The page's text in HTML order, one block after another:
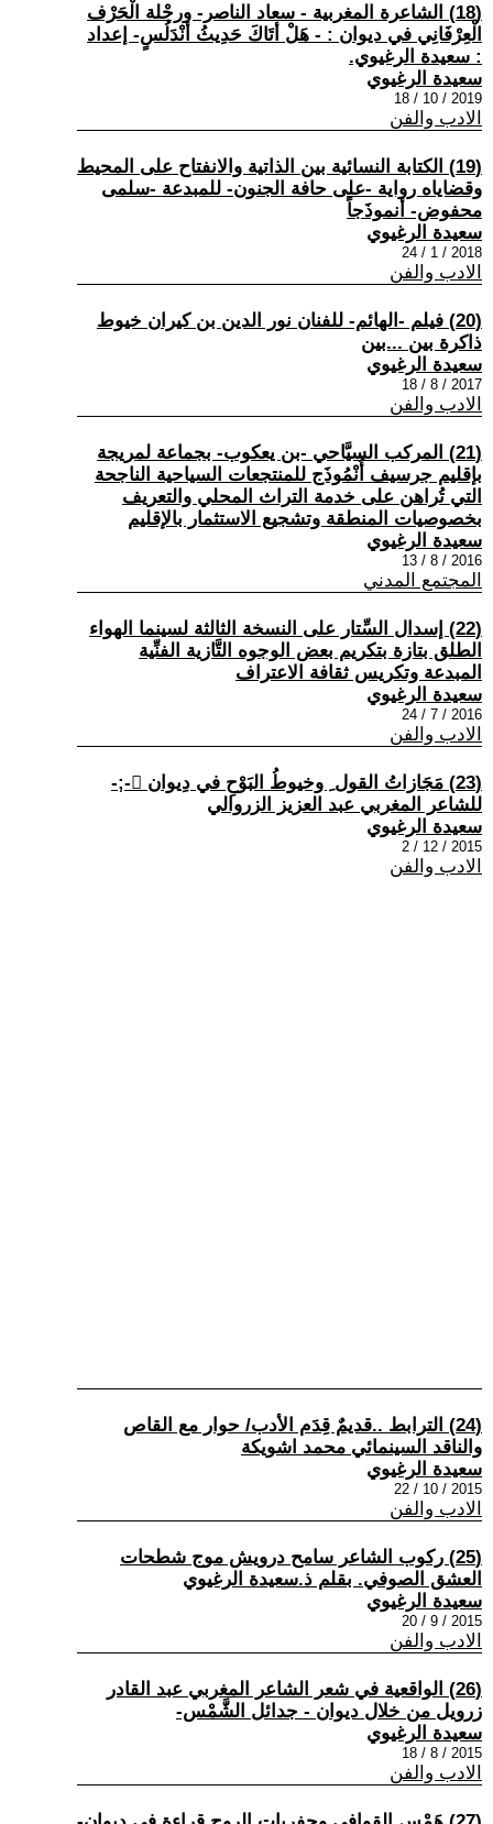
(18) الشاعرة المغربية - سعاد الناصر- ورحْلة الْحَرْف
الْعِرْفَانِي في ديوان : - هَلْ أتَاكَ حَدِيثُ أنْدَلُسٍ- إعداد
: سعيدة الرغيوي.
سعيدة الرغيوي
2019 / 10 / 18
الادب والفن
(19) الكتابة النسائية بين الذاتية والانفتاح على المحيط
وقضاياه رواية -على حافة الجنون- للمبدعة -سلمى
محفوض- أنموذَجاً
سعيدة الرغيوي
2018 / 1 / 24
الادب والفن
(20) فيلم -الهائم- للفنان نور الدين بن كيران خيوط
ذاكرة بين ...بين
سعيدة الرغيوي
2017 / 8 / 18
الادب والفن
(21) المركب السيَّاحي -بن يعكوب- بجماعة لمريجة
بإقليم جرسيف أُنْمُوذَج للمنتجعات السياحية الناجحة
التي تُراهن على خدمة التراث المحلي والتعريف
بخصوصيات المنطقة وتشجيع الاستثمار بالإقليم
سعيدة الرغيوي
2016 / 8 / 13
المجتمع المدني
(22) إسدال السِّتار على النسخة الثالثة لسينما الهواء
الطلق بتازة بتكريم بعض الوجوه التَّازية الفنِّية
المبدعة وتكريس ثقافة الاعتراف
سعيدة الرغيوي
2016 / 7 / 24
الادب والفن
(23) مَجَازاتُ القول ِ وخيوطُ البَوْحِ في دِيوان -;-
للشاعر المغربي عبد العزيز الزروالي
سعيدة الرغيوي
2015 / 12 / 2
الادب والفن
(24) الترابط ..قديمٌ قِدَم الأدب/ حوار مع القاص
والناقد السينمائي محمد اشويكة
سعيدة الرغيوي
2015 / 10 / 22
الادب والفن
(25) ركوب الشاعر سامح درويش موج شطحات
العشق الصوفي. بقلم ذ.سعيدة الرغيوي
سعيدة الرغيوي
2015 / 9 / 20
الادب والفن
(26) الواقعية في شعر الشاعر المغربي عبد القادر
زرويل من خلال ديوان - جدائل الشَّمْس-
سعيدة الرغيوي
2015 / 8 / 18
الادب والفن